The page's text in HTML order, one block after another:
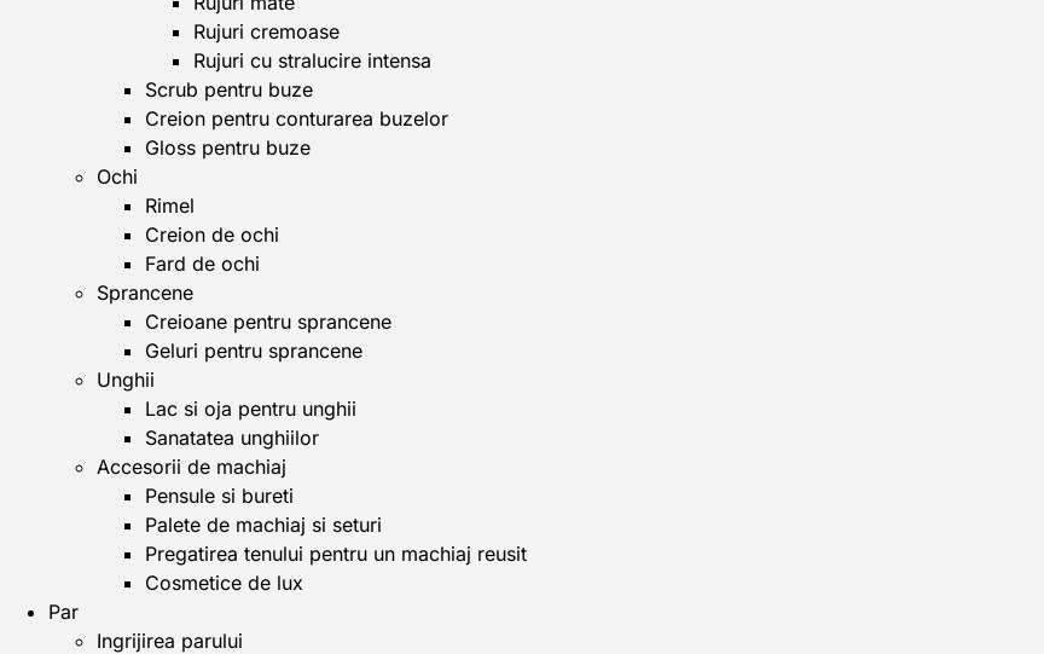
Rujuri cremoase
Rujuri cu stralucire intensa
Scrub pentru buze
Creion pentru conturarea buzelor
Gloss pentru buze
Ochi
Rimel
Creion de ochi
Fard de ochi
Sprancene
Creioane pentru sprancene
Geluri pentru sprancene
Unghii
Lac si oja pentru unghii
Sanatatea unghiilor
Accesorii de machiaj
Pensule si bureti
Palete de machiaj si seturi
Pregatirea tenului pentru un machiaj reusit
Cosmetice de lux
Par
Ingrijirea parului